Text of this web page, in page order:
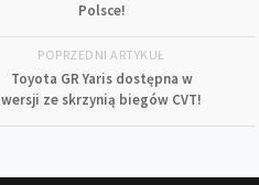
Polsce!
POPRZEDNI ARTYKUŁ
Toyota GR Yaris dostępna w
wersji ze skrzynią biegów CVT!